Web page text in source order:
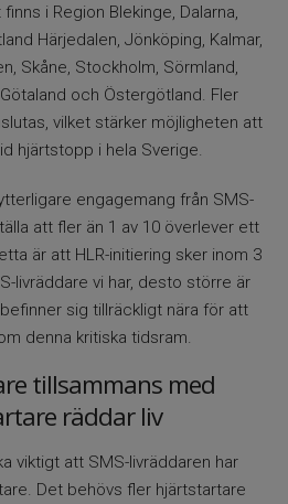
i Region Blekinge, Dalarna,
Härjedalen, Jönköping, Kalmar,
Skåne, Stockholm, Sörmland,
och Östergötland. Fler
vilket stärker möjligheten att
hjärtstopp i hela Sverige.
engagemang från SMS-
att fler än 1 av 10 överlever ett
är att HLR-initiering sker inom 3
livräddare vi har, desto större är
sig tillräckligt nära för att
denna kritiska tidsram.
tillsammans med
räddar liv
viktigt att SMS-livräddaren har
Det behövs fler hjärtstartare